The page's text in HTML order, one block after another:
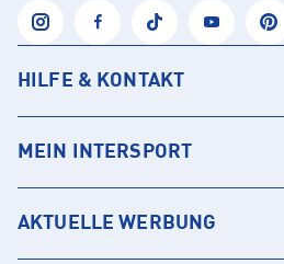
HILFE & KONTAKT
MEIN INTERSPORT
AKTUELLE WERBUNG